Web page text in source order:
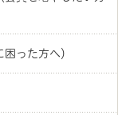
った方へ）